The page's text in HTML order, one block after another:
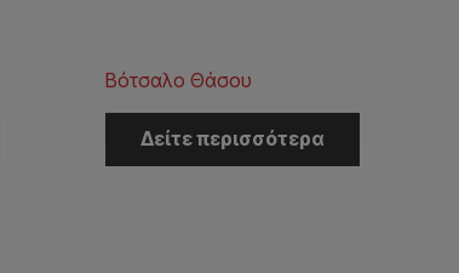
Βότσαλο Θάσου
Δείτε περισσότερα